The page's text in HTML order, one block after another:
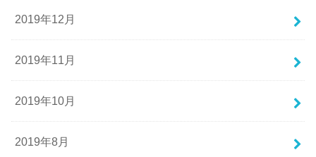
2019年12月
2019年11月
2019年10月
2019年8月